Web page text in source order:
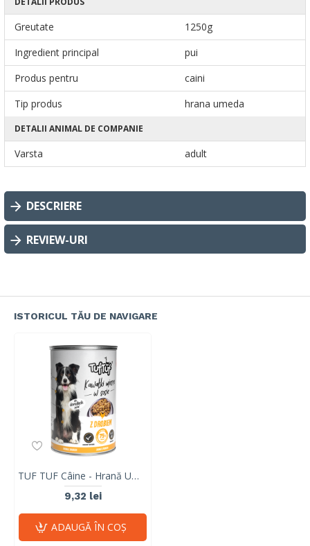
Greutate
1250g
Ingredient principal
pui
Produs pentru
caini
Tip produs
hrana umeda
DETALII ANIMAL DE COMPANIE
Varsta adult
DESCRIERE
REVIEW-URI
ISTORICUL TĂU DE NAVIGARE
TUF TUF Câine - Hrană Umedă Bucăți cu Pui în Sos 1250g
9,32 lei
ADAUGĂ ÎN COŞ